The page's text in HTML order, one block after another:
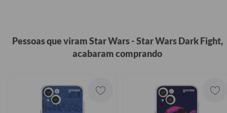
Pessoas que viram Star Wars - Star Wars Dark Fight,
acabaram comprando